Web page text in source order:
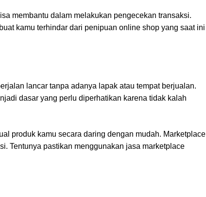
membantu dalam melakukan pengecekan transaksi.
kamu terhindar dari penipuan online shop yang saat ini
lancar tanpa adanya lapak atau tempat berjualan.
dasar yang perlu diperhatikan karena tidak kalah
produk kamu secara daring dengan mudah. Marketplace
Tentunya pastikan menggunakan jasa marketplace